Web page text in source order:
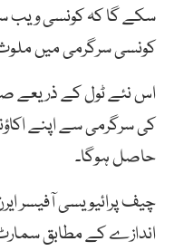
سکے گا کہ کونسی ویب
کونسی سرگرمی میں ملوث
اس نئے ٹول کے ذریعے
کی سرگرمی سے اپنے
حاصل ہوگا۔
چیف پرائیویسی آفیسر
اندازے کے مطابق